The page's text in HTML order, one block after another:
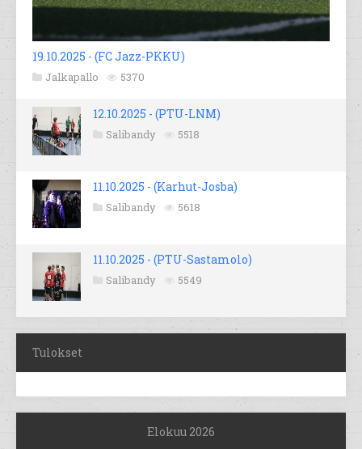
19.10.2025 - (FC Jazz-PKKU)
Jalkapallo 5370
12.10.2025 - (PTU-LNM)
Salibandy 5518
11.10.2025 - (Karhut-Josba)
Salibandy 5618
11.10.2025 - (PTU-Sastamolo)
Salibandy 5549
Tulokset
Elokuu 2026